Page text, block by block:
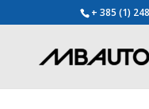
+ 385 (1)